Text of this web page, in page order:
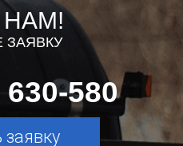
ЗАЯВКУ
630-580